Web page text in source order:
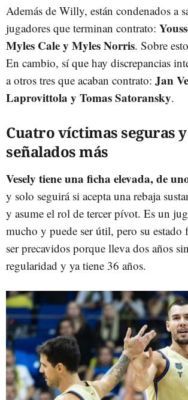
Además de Willy, están condenados a
jugadores que terminan contrato:
Myles Cale y Myles Norris. Sobre
En cambio, sí que hay discrepancias
a otros tres que acaban contrato: Jan
Laprovittola y Tomas Satoransky.
Cuatro víctimas seguras
señalados más
Vesely tiene una ficha elevada, de
y solo seguirá si acepta una rebaja
y asume el rol de tercer pívot. Es un
mucho y puede ser útil, pero su estado
ser precavidos porque lleva dos años
regularidad y ya tiene 36 años.